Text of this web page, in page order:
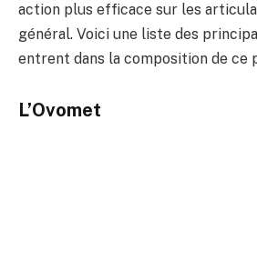
action plus efficace sur les
général. Voici une liste des
entrent dans la composition de ce
L’Ovomet